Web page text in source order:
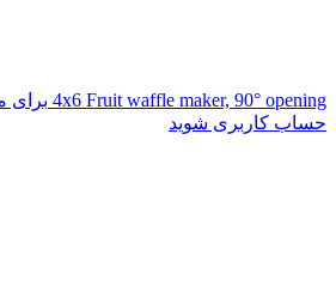
4x6 Fruit waffle maker, 90° opening برای
حساب کاربری شوید